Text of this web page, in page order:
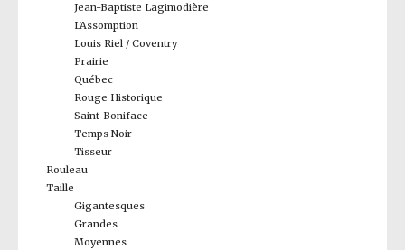
Jean-Baptiste Lagimodière
L'Assomption
Louis Riel / Coventry
Prairie
Québec
Rouge Historique
Saint-Boniface
Temps Noir
Tisseur
Rouleau
Taille
Gigantesques
Grandes
Moyennes